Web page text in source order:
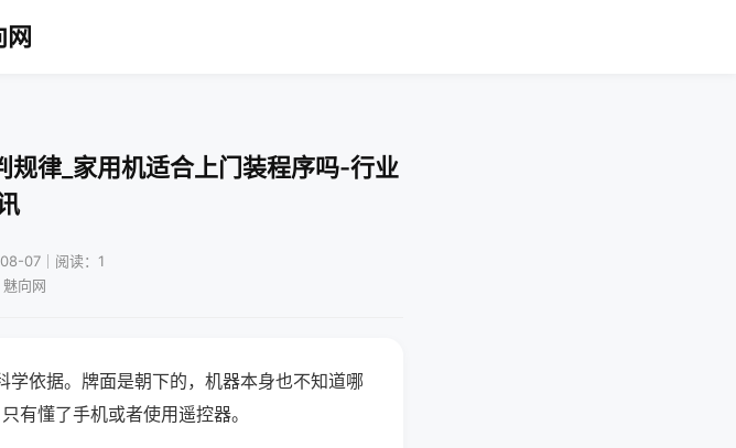
网
律_家用机适合上门装程序吗-行业
07｜阅读：1
向网
依据。牌面是朝下的，机器本身也不知道哪
有懂了手机或者使用遥控器。